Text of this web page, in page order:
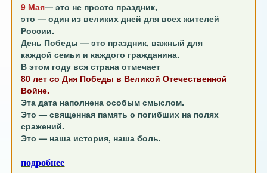
9 Мая— это не просто праздник,
это — один из великих дней для всех жителей
России.
День Победы — это праздник, важный для
каждой семьи и каждого гражданина.
В этом году вся страна отмечает
80 лет со Дня Победы в Великой Отечественной
Войне.
Эта дата наполнена особым смыслом.
Это — священная память о погибших на полях
сражений.
Это — наша история, наша боль.
подробнее